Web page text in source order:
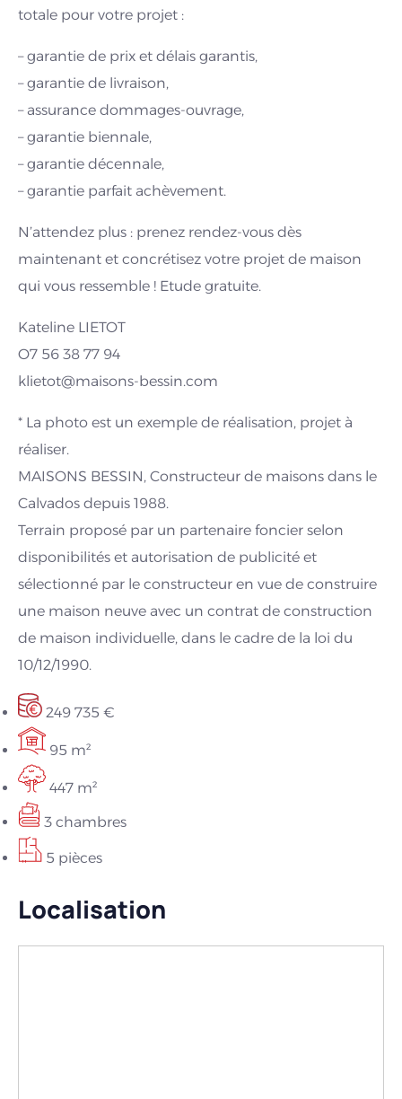
totale pour votre projet :
– garantie de prix et délais garantis,
– garantie de livraison,
– assurance dommages-ouvrage,
– garantie biennale,
– garantie décennale,
– garantie parfait achèvement.
N’attendez plus : prenez rendez-vous dès
maintenant et concrétisez votre projet de maison
qui vous ressemble ! Etude gratuite.
Kateline LIETOT
O7 56 38 77 94
klietot@maisons-bessin.com
* La photo est un exemple de réalisation, projet à
réaliser.
MAISONS BESSIN, Constructeur de maisons dans le
Calvados depuis 1988.
Terrain proposé par un partenaire foncier selon
disponibilités et autorisation de publicité et
sélectionné par le constructeur en vue de construire
une maison neuve avec un contrat de construction
de maison individuelle, dans le cadre de la loi du
10/12/1990.
249 735 €
95 m²
447 m²
3 chambres
5 pièces
Localisation